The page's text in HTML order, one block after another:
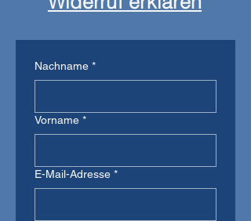
Nachname *
Vorname *
E-Mail-Adresse *